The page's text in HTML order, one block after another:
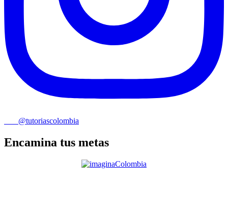
@tutoriascolombia
Encamina tus metas